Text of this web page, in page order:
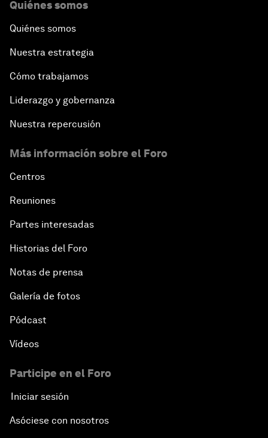
Quiénes somos
Quiénes somos
Nuestra estrategia
Cómo trabajamos
Liderazgo y gobernanza
Nuestra repercusión
Más información sobre el Foro
Centros
Reuniones
Partes interesadas
Historias del Foro
Notas de prensa
Galería de fotos
Pódcast
Vídeos
Participe en el Foro
Iniciar sesión
Asóciese con nosotros